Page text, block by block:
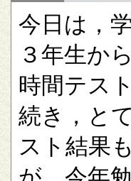
今日は，
３年生か
時間テス
続き，と
スト結果